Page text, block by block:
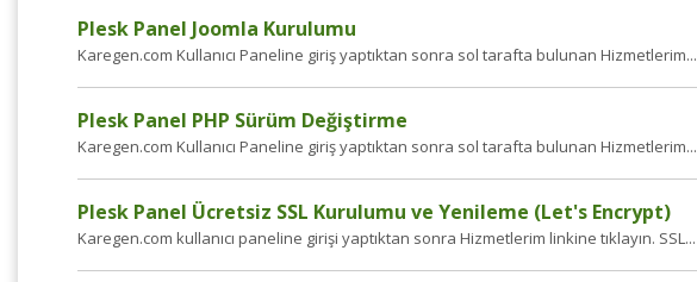
Plesk Panel Joomla Kurulumu
Karegen.com Kullanıcı Paneline giriş yaptıktan sonra sol tarafta bulunan Hizmetlerim...
Plesk Panel PHP Sürüm Değiştirme
Karegen.com Kullanıcı Paneline giriş yaptıktan sonra sol tarafta bulunan Hizmetlerim...
Plesk Panel Ücretsiz SSL Kurulumu ve Yenileme (Let's Encrypt)
Karegen.com kullanıcı paneline girişi yaptıktan sonra Hizmetlerim linkine tıklayın. SSL...